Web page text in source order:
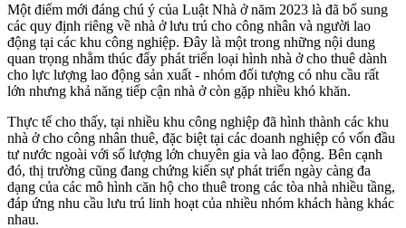
Một điểm mới đáng chú ý của Luật Nhà ở năm 2023 là đã bổ sung
các quy định riêng về nhà ở lưu trú cho công nhân và người lao
động tại các khu công nghiệp. Đây là một trong những nội dung
quan trọng nhằm thúc đẩy phát triển loại hình nhà ở cho thuê dành
cho lực lượng lao động sản xuất - nhóm đối tượng có nhu cầu rất
lớn nhưng khả năng tiếp cận nhà ở còn gặp nhiều khó khăn.
Thực tế cho thấy, tại nhiều khu công nghiệp đã hình thành các khu
nhà ở cho công nhân thuê, đặc biệt tại các doanh nghiệp có vốn đầu
tư nước ngoài với số lượng lớn chuyên gia và lao động. Bên cạnh
đó, thị trường cũng đang chứng kiến sự phát triển ngày càng đa
dạng của các mô hình căn hộ cho thuê trong các tòa nhà nhiều tầng,
đáp ứng nhu cầu lưu trú linh hoạt của nhiều nhóm khách hàng khác
nhau.